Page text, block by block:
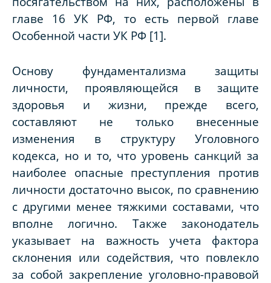
главе 16 УК РФ, то есть первой главе
Особенной части УК РФ [1].
Основу фундаментализма защиты
личности, проявляющейся в защите
здоровья и жизни, прежде всего,
составляют не только внесенные
изменения в структуру Уголовного
кодекса, но и то, что уровень санкций за
наиболее опасные преступления против
личности достаточно высок, по сравнению
с другими менее тяжкими составами, что
вполне логично. Также законодатель
указывает на важность учета фактора
склонения или содействия, что повлекло
за собой закрепление уголовно-правовой